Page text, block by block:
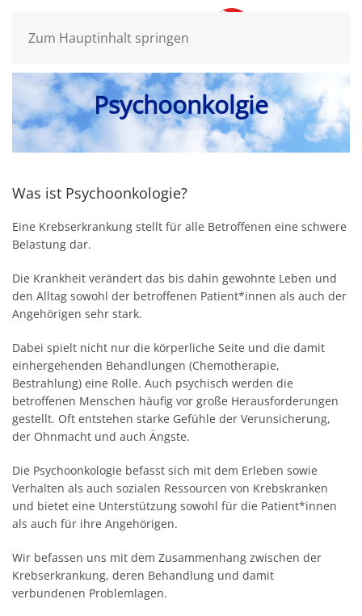
Zum Hauptinhalt springen
Psychoonkolgie
Was ist Psychoonkologie?
Eine Krebserkrankung stellt für alle Betroffenen eine schwere
Belastung dar.
Die Krankheit verändert das bis dahin gewohnte Leben und
den Alltag sowohl der betroffenen Patient*innen als auch der
Angehörigen sehr stark.
Dabei spielt nicht nur die körperliche Seite und die damit
einhergehenden Behandlungen (Chemotherapie,
Bestrahlung) eine Rolle. Auch psychisch werden die
betroffenen Menschen häufig vor große Herausforderungen
gestellt. Oft entstehen starke Gefühle der Verunsicherung,
der Ohnmacht und auch Ängste.
Die Psychoonkologie befasst sich mit dem Erleben sowie
Verhalten als auch sozialen Ressourcen von Krebskranken
und bietet eine Unterstützung sowohl für die Patient*innen
als auch für ihre Angehörigen.
Wir befassen uns mit dem Zusammenhang zwischen der
Krebserkrankung, deren Behandlung und damit
verbundenen Problemlagen.